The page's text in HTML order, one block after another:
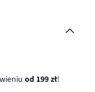
od 199 zł!